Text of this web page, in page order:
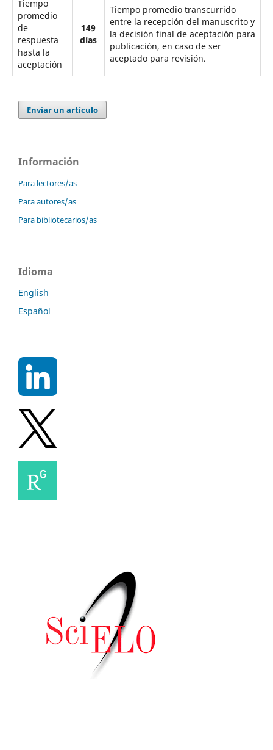
Tiempo
promedio
de
respuesta
hasta la
aceptación
149
días
Tiempo promedio transcurrido
entre la recepción del manuscrito y
la decisión final de aceptación para
publicación, en caso de ser
aceptado para revisión.
Enviar un artículo
Información
Para lectores/as
Para autores/as
Para bibliotecarios/as
Idioma
English
Español